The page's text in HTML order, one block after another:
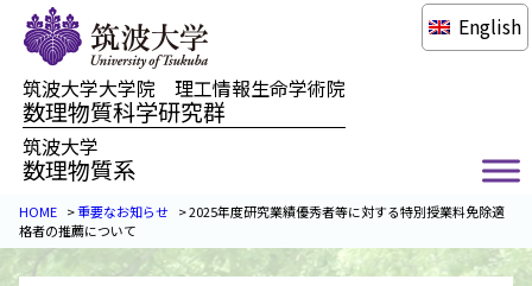
筑波大学大学院 理工情報生命学術院
数理物質科学研究群
筑波大学
数理物質系
English
HOME >重要なお知らせ >2025年度研究業績優秀者等に対する特別授業料免除適
格者の推薦について